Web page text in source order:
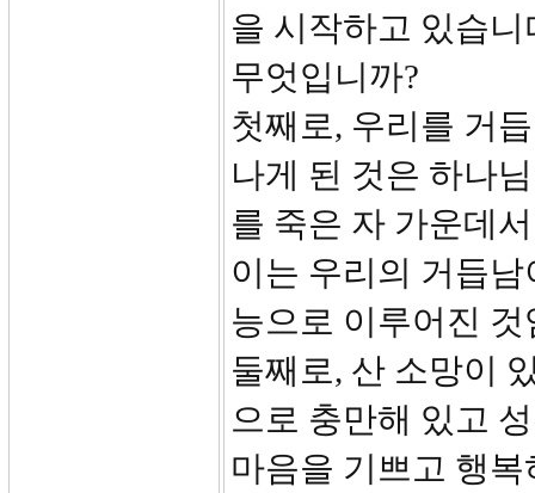
을 시작하고 있습
무엇입니까?
첫째로, 우리를 거
나게 된 것은 하나
를 죽은 자 가운데
이는 우리의 거듭
능으로 이루어진
둘째로, 산 소망이
으로 충만해 있고
마음을 기쁘고 행